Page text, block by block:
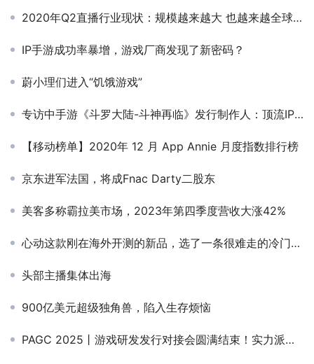
2020年Q2直播行业现状：规模越来越大 也越来越全球化
IP手游成功率暴增，游戏厂商发现了新密码？
蔚小理们进入“饥饿游戏”
专访中手游《斗罗大陆-斗神再临》发行制作人：顶流IP，更需要走心的一体化打法
【移动榜单】2020年 12 月 App Annie 月度指数排行榜
京东进军法国，将成Fnac Darty二股东
美客多称霸拉美市场，2023年第四季度营收大涨42%
心动这款刚在海外开测的新品，选了一条很难走的冷门赛道
头部主播集体出海
900亿美元超级独角兽，陷入生存烦恼
PAGC 2025丨游戏研发发行对接会圆满结束！实力派项目&一线实操经验，攫获出海新思路！